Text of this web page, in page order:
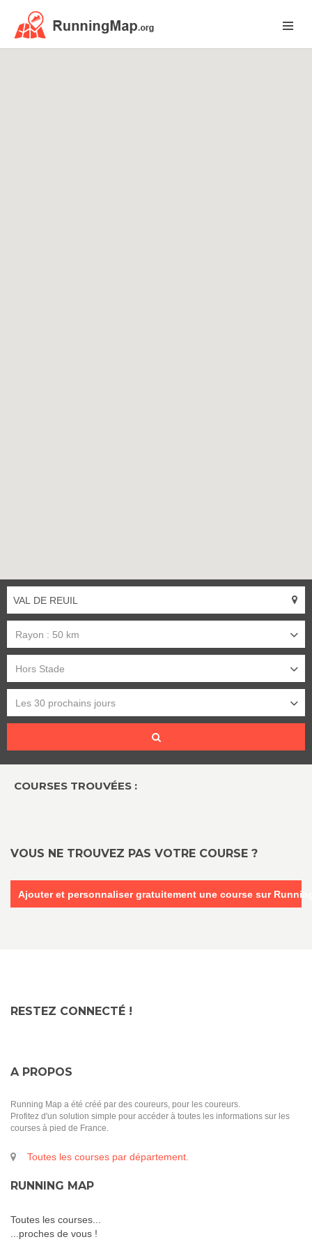
Rayon : 50 km
Hors Stade
Les 30 prochains jours
COURSES TROUVÉES :
VOUS NE TROUVEZ PAS VOTRE COURSE ?
Ajouter et personnaliser gratuitement une course sur
RESTEZ CONNECTÉ !
A PROPOS
Running Map a été créé par des coureurs, pour les coureurs.
Profitez d'un solution simple pour accéder à toutes les informations sur les
courses à pied de France.
Toutes les courses par département.
RUNNING MAP
Toutes les courses...
...proches de vous !